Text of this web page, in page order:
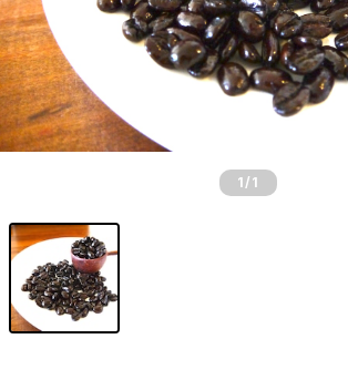
1 /1